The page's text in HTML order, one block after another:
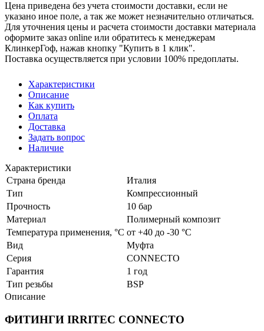
Цена приведена без учета стоимости доставки, если не
указано иное поле, а так же может незначительно отличаться.
Для уточнения цены и расчета стоимости доставки материала
оформите заказ online или обратитесь к менеджерам
КлинкерГоф, нажав кнопку "Купить в 1 клик".
Поставка осуществляется при условии 100% предоплаты.
Характеристики
Описание
Как купить
Оплата
Доставка
Задать вопрос
Наличие
Характеристики
Страна бренда
Италия
Тип
Компрессионный
Прочность
10 бар
Материал
Полимерный композит
Температура применения, °С от +40 до -30 °С
Вид
Муфта
Серия
CONNECTO
Гарантия
1 год
Тип резьбы
BSP
Описание
ФИТИНГИ IRRITEC CONNECTO